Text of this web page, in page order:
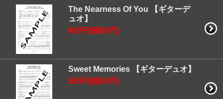
The Nearness Of You 【ギターデ
ュオ】
660円(税60円)
Sweet Memories 【ギターデュオ】
550円(税50円)